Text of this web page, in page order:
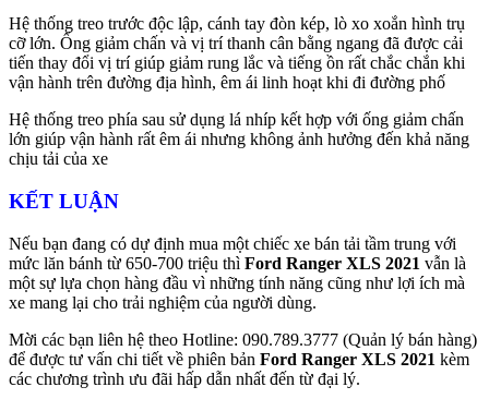
Hệ thống treo trước độc lập, cánh tay đòn kép, lò xo xoắn hình trụ
cỡ lớn. Ống giảm chấn và vị trí thanh cân bằng ngang đã được cải
tiến thay đổi vị trí giúp giảm rung lắc và tiếng ồn rất chắc chắn khi
vận hành trên đường địa hình, êm ái linh hoạt khi đi đường phố
Hệ thống treo phía sau sử dụng lá nhíp kết hợp với ống giảm chấn
lớn giúp vận hành rất êm ái nhưng không ảnh hưởng đến khả năng
chịu tải của xe
KẾT LUẬN
Nếu bạn đang có dự định mua một chiếc xe bán tải tầm trung với
mức lăn bánh từ 650-700 triệu thì Ford Ranger XLS 2021 vẫn là
một sự lựa chọn hàng đầu vì những tính năng cũng như lợi ích mà
xe mang lại cho trải nghiệm của người dùng.
Mời các bạn liên hệ theo Hotline: 090.789.3777 (Quản lý bán hàng)
để được tư vấn chi tiết về phiên bản Ford Ranger XLS 2021 kèm
các chương trình ưu đãi hấp dẫn nhất đến từ đại lý.